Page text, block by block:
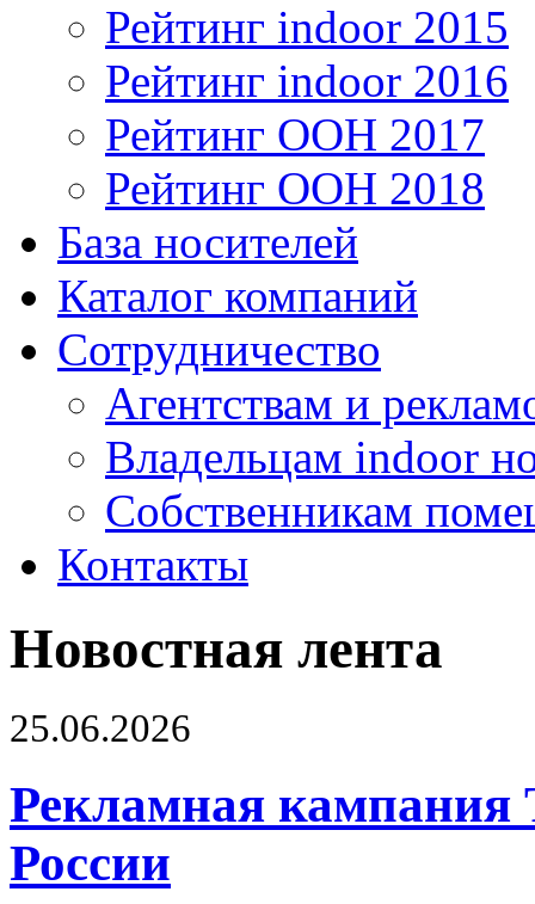
Рейтинг indoor 2015
Рейтинг indoor 2016
Рейтинг OOH 2017
Рейтинг OOH 2018
База носителей
Каталог компаний
Сотрудничество
Агентствам и
Владельцам indoor
Собственникам
Контакты
Новостная лента
25.06.2026
Рекламная кампания
России